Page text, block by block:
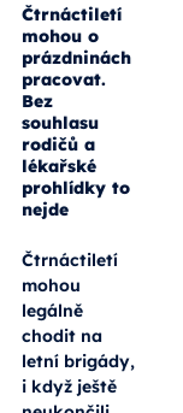
Čtrnáctiletí
mohou o
prázdninách
pracovat.
Bez
souhlasu
rodičů a
lékařské
prohlídky to
nejde
Čtrnáctiletí
mohou
legálně
chodit na
letní brigády,
i když ještě